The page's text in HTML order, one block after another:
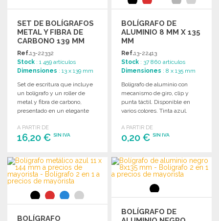
SET DE BOLÍGRAFOS
METAL Y FIBRA DE
CARBONO 139 MM
Ref.13-22332
Stock : 1 459 artículos
Dimensiones : 13 x 139 mm
Set de escritura que incluye
un bolígrafo y un roller de
metal y fibra de carbono,
presentado en un elegante
A PARTIR DE
16,20 € SIN IVA
PEDIR
Solicitar un presupuesto
BOLÍGRAFO DE
ALUMINIO 8 MM X 135
MM
Ref.13-22413
Stock : 37 860 artículos
Dimensiones : 8 x 135 mm
Bolígrafo de aluminio con
mecanismo de giro, clip y
punta táctil. Disponible en
varios colores. Tinta azul.
A PARTIR DE
0,20 €SIN IVA
PEDIR
Solicitar un presupuesto
BOLÍGRAFO
BOLÍGRAFO DE